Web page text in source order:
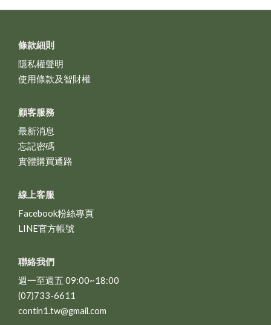
條款細則
隱私權聲明
使用條款及智財權
顧客服務
最新消息
忘記密碼
實體購買通路
線上客服
Facebook粉絲專頁
LINE官方帳號
聯絡我們
週一至週五 09:00~18:00
(07)733-6611
contin1.tw@gmail.com